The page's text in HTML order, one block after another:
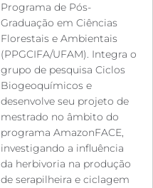
Programa de Pós-
Graduação em Ciências
Florestais e Ambientais
(PPGCIFA/UFAM). Integra o
grupo de pesquisa Ciclos
Biogeoquímicos e
desenvolve seu projeto de
mestrado no âmbito do
programa AmazonFACE,
investigando a influência
da herbivoria na produção
de serapilheira e ciclagem